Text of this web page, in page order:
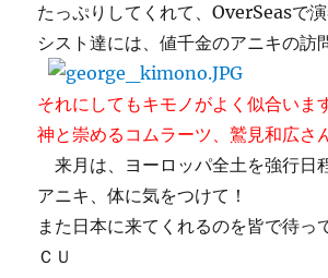
たっぷりしてくれて、OverSeasで
シスト達には、値千金のアニキの訪
それにしてもキモノがよく似合いま
神と崇めるコムラーツ、鷲見和広さ
来月は、ヨーロッパ全土を強行日
アニキ、体に気をつけて！
また日本に来てくれるのを皆で待っ
ＣＵ